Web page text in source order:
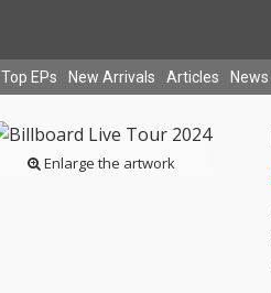
Top EPs New Arrivals Articles News
Enlarge the artwork